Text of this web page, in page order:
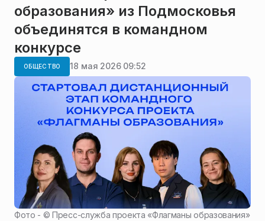
образования» из Подмосковья
объединятся в командном
конкурсе
ОБЩЕСТВО 18 мая 2026 09:52
Фото - ©Пресс-служба проекта «Флагманы образования»